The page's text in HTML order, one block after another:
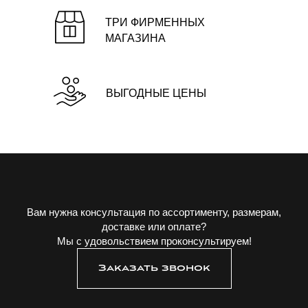
ТРИ ФИРМЕННЫХ
МАГАЗИНА
ВЫГОДНЫЕ ЦЕНЫ
Вам нужна консультация по ассортименту, размерам,
доставке или оплате?
Мы с удовольствием проконсультируем!
Заказать звонок